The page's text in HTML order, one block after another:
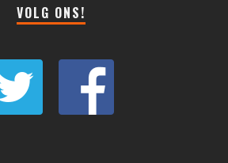
VOLG ONS!